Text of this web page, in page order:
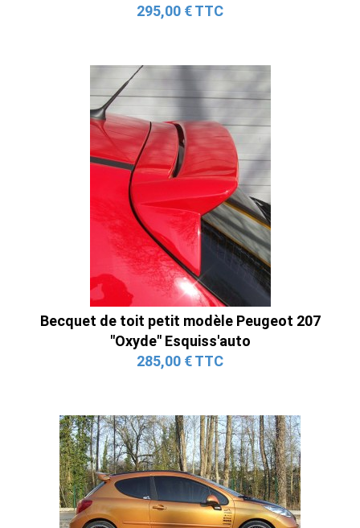
295,00 € TTC
Becquet de toit petit modèle Peugeot 207
"Oxyde" Esquiss'auto
285,00 € TTC